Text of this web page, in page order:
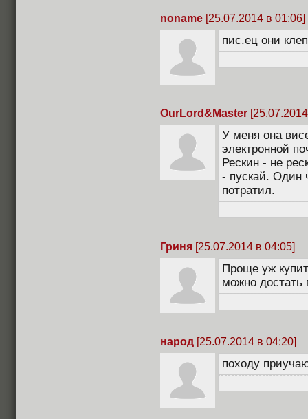
noname [25.07.2014 в 01:06]
пис.ец они
OurLord&Master
У меня она
электронной
Рескин - не
- пускай. Один
потратил.
Гриня [25.07.2014 в 04:05]
Проще уж
можно достать
народ [25.07.2014 в 04:20]
походу